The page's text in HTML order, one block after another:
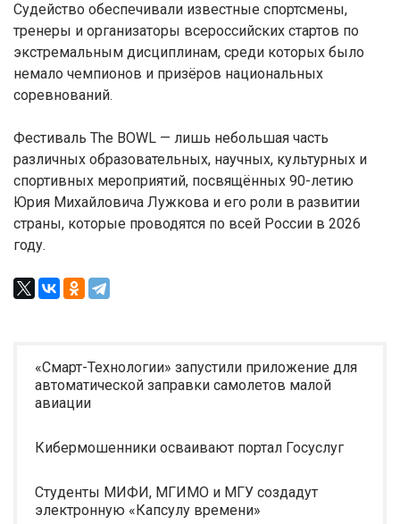
Судейство обеспечивали известные спортсмены,
тренеры и организаторы всероссийских стартов по
экстремальным дисциплинам, среди которых было
немало чемпионов и призёров национальных
соревнований.
Фестиваль The BOWL — лишь небольшая часть
различных образовательных, научных, культурных и
спортивных мероприятий, посвящённых 90-летию
Юрия Михайловича Лужкова и его роли в развитии
страны, которые проводятся по всей России в 2026
году.
«Смарт-Технологии» запустили приложение для
автоматической заправки самолетов малой
авиации
Кибермошенники осваивают портал Госуслуг
Студенты МИФИ, МГИМО и МГУ создадут
электронную «Капсулу времени»